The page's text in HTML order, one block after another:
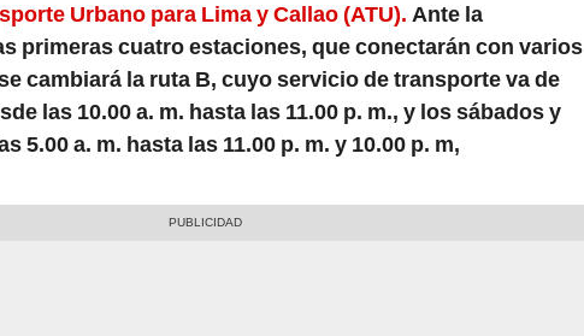
Urbano para Lima y Callao (ATU). Ante la
primeras cuatro estaciones, que conectarán con varios
cambiará la ruta B, cuyo servicio de transporte va de
las 10.00 a. m. hasta las 11.00 p. m., y los sábados y
5.00 a. m. hasta las 11.00 p. m. y 10.00 p. m,